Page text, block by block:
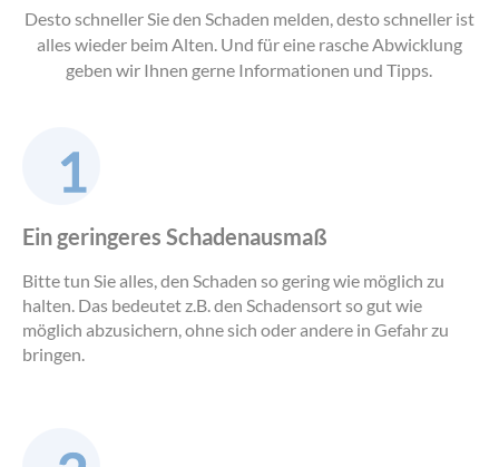
Desto schneller Sie den Schaden melden, desto schneller ist
alles wieder beim Alten. Und für eine rasche Abwicklung
geben wir Ihnen gerne Informationen und Tipps.
Ein geringeres Schadenausmaß
Bitte tun Sie alles, den Schaden so gering wie möglich zu
halten. Das bedeutet z.B. den Schadensort so gut wie
möglich abzusichern, ohne sich oder andere in Gefahr zu
bringen.